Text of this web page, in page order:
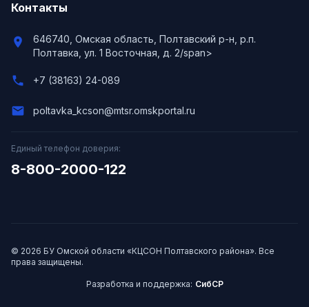
Контакты
location_on
646740, Омская область, Полтавский р-н, р.п.
Полтавка, ул. 1 Восточная, д. 2/span>
phone +7 (38163) 24-089
email poltavka_kcson@mtsr.omskportal.ru
Единый телефон доверия:
8-800-2000-122
© 2026 БУ Омской области «КЦСОН Полтавского района». Все
права защищены.
Разработка и поддержка: СибСР